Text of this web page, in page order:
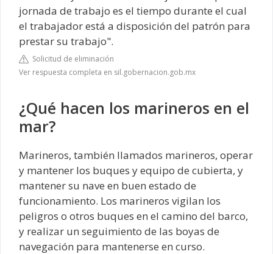
jornada de trabajo es el tiempo durante el cual
el trabajador está a disposición del patrón para
prestar su trabajo".
Solicitud de eliminación
Ver respuesta completa en sil.gobernacion.gob.mx
¿Qué hacen los marineros en el
mar?
Marineros, también llamados marineros, operar
y mantener los buques y equipo de cubierta, y
mantener su nave en buen estado de
funcionamiento. Los marineros vigilan los
peligros o otros buques en el camino del barco,
y realizar un seguimiento de las boyas de
navegación para mantenerse en curso.